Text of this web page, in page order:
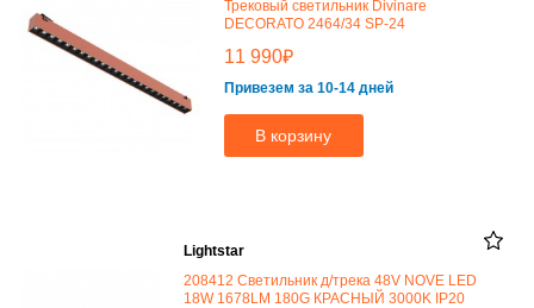
Трековый светильник Divinare
DECORATO 2464/34 SP-24
11 990₽
Привезем за 10-14 дней
В корзину
Lightstar
208412 Светильник д/трека 48V NOVE LED
18W 1678LM 180G КРАСНЫЙ 3000K IP20